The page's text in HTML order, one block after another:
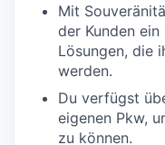
Mit
der Kunden
Lösungen, die
werden.
Du verfügst
eigenen Pkw,
zu können.